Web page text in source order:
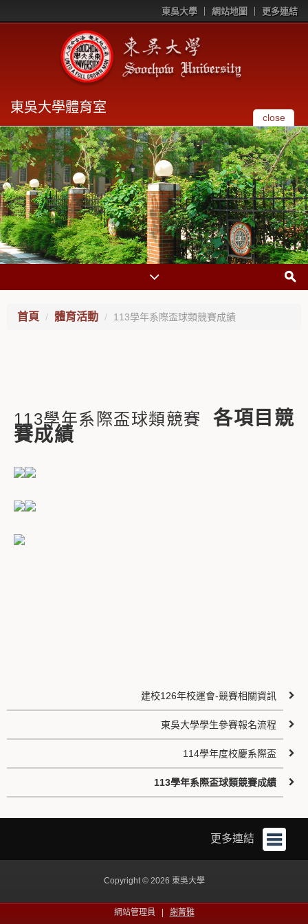
東吳大學 網站地圖 更多連結
東吳大學體育室
close
首頁 體育活動 113學年系際盃球類競賽成績
113學年系際盃球類競賽各項目競
賽成績
建校126年校運會-競賽相關資訊
東吳大學學生參賽報名流程
114學年度校慶系際盃
113學年系際盃球類競賽成績
更多連結
Copyright © 2026 東吳大學
網站管理員 | 謝菁雅